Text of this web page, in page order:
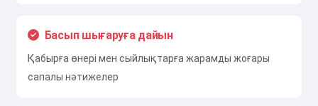
Басып шығаруға дайын
Қабырға өнері мен сыйлықтарға жарамды жоғары
сапалы нәтижелер